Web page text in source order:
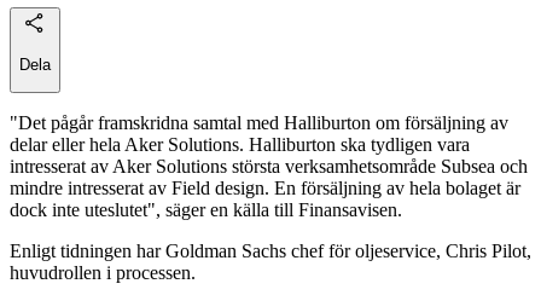
Dela
"Det pågår framskridna samtal med Halliburton om försäljning av
delar eller hela Aker Solutions. Halliburton ska tydligen vara
intresserat av Aker Solutions största verksamhetsområde Subsea och
mindre intresserat av Field design. En försäljning av hela bolaget är
dock inte uteslutet", säger en källa till Finansavisen.
Enligt tidningen har Goldman Sachs chef för oljeservice, Chris Pilot,
huvudrollen i processen.